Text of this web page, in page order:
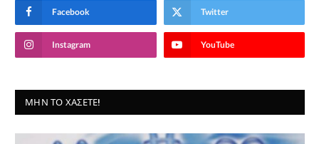
Facebook Twitter
Instagram YouTube
ΜΗΝ ΤΟ ΧΆΣΕΤΕ!